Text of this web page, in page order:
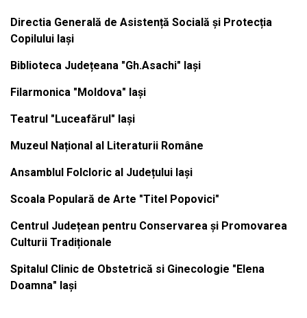
Directia Generală de Asistență Socială și Protecția
Copilului Iași
Biblioteca Județeana "Gh.Asachi" Iași
Filarmonica "Moldova" Iași
Teatrul "Luceafărul" Iași
Muzeul Național al Literaturii Române
Ansamblul Folcloric al Județului Iași
Scoala Populară de Arte "Titel Popovici"
Centrul Județean pentru Conservarea și Promovarea
Culturii Tradiționale
Spitalul Clinic de Obstetrică si Ginecologie "Elena
Doamna" Iași